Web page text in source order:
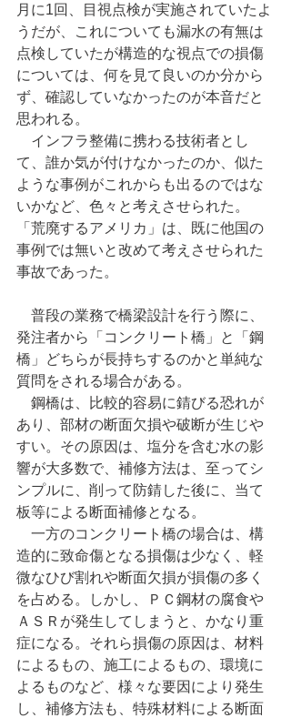
月に1回、目視点検が実施されていたよ
うだが、これについても漏水の有無は
点検していたが構造的な視点での損傷
については、何を見て良いのか分から
ず、確認していなかったのが本音だと
思われる。
インフラ整備に携わる技術者とし
て、誰か気が付けなかったのか、似た
ような事例がこれからも出るのではな
いかなど、色々と考えさせられた。
「荒廃するアメリカ」は、既に他国の
事例では無いと改めて考えさせられた
事故であった。
普段の業務で橋梁設計を行う際に、
発注者から「コンクリート橋」と「鋼
橋」どちらが長持ちするのかと単純な
質問をされる場合がある。
鋼橋は、比較的容易に錆びる恐れが
あり、部材の断面欠損や破断が生じや
すい。その原因は、塩分を含む水の影
響が大多数で、補修方法は、至ってシ
ンプルに、削って防錆した後に、当て
板等による断面補修となる。
一方のコンクリート橋の場合は、構
造的に致命傷となる損傷は少なく、軽
微なひび割れや断面欠損が損傷の多く
を占める。しかし、ＰＣ鋼材の腐食や
ＡＳＲが発生してしまうと、かなり重
症になる。それら損傷の原因は、材料
によるもの、施工によるもの、環境に
よるものなど、様々な要因により発生
し、補修方法も、特殊材料による断面